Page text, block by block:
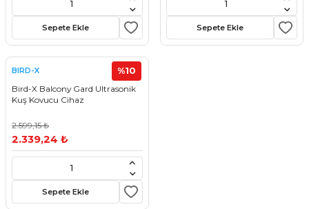
Kovucu Cihazlar
Sepete Ekle Sepete Ekle
BIRD-X
Bird-X Balcony Gard Ultrasonik
Kuş Kovucu Cihaz
%10
2.599,15 ₺
2.339,24 ₺
Sepete Ekle